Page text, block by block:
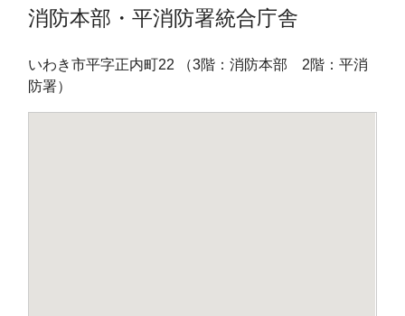
消防本部・平消防署統合庁舎
いわき市平字正内町22 （3階：消防本部 2階：平消
防署）